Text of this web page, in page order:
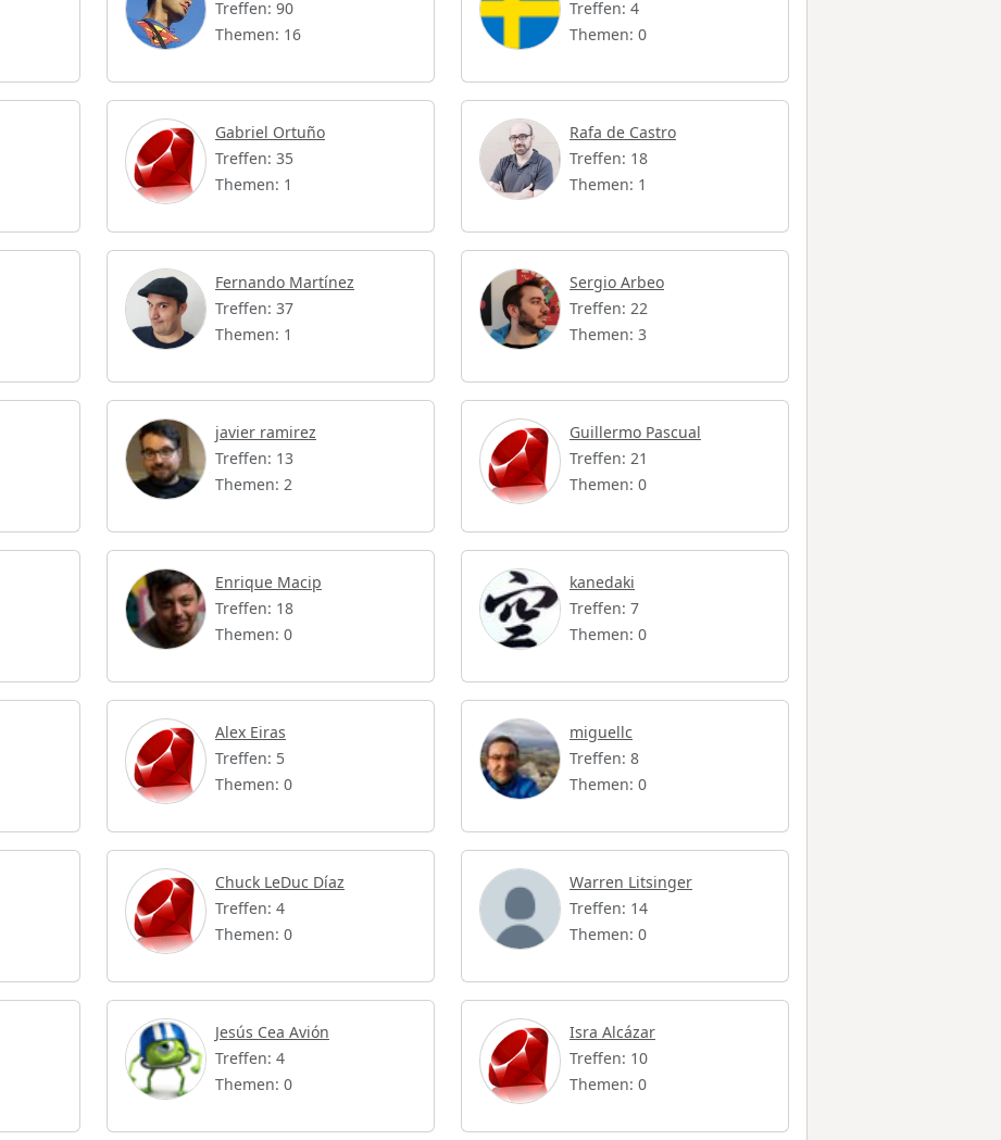
Treffen: 90
Themen: 16
Treffen: 4
Themen: 0
Gabriel Ortuño
Treffen: 35
Themen: 1
Rafa de Castro
Treffen: 18
Themen: 1
Fernando Martínez
Treffen: 37
Themen: 1
Sergio Arbeo
Treffen: 22
Themen: 3
javier ramirez
Treffen: 13
Themen: 2
Guillermo Pascual
Treffen: 21
Themen: 0
Enrique Macip
Treffen: 18
Themen: 0
kanedaki
Treffen: 7
Themen: 0
Alex Eiras
Treffen: 5
Themen: 0
miguellc
Treffen: 8
Themen: 0
Chuck LeDuc Díaz
Treffen: 4
Themen: 0
Warren Litsinger
Treffen: 14
Themen: 0
Jesús Cea Avión
Treffen: 4
Themen: 0
Isra Alcázar
Treffen: 10
Themen: 0